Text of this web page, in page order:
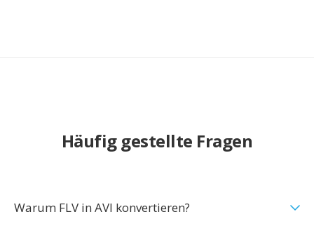
Häufig gestellte Fragen
Warum FLV in AVI konvertieren?